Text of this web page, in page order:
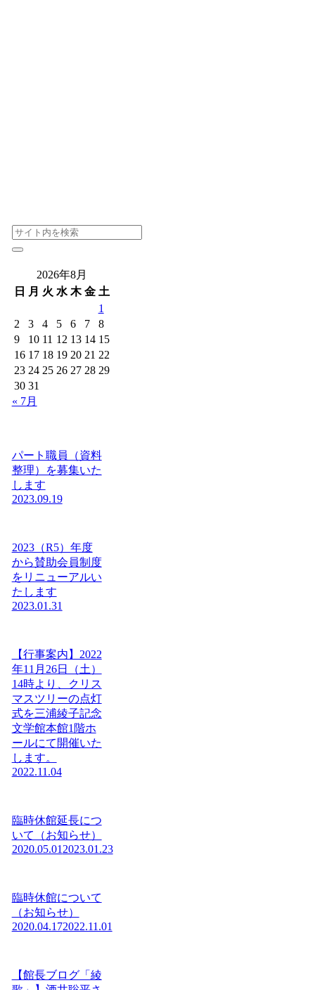
2026年8月
日
月 火 水 木 金 土
1
2
3 4 5 6 7
8
9
10 11 12 13 14 15
16 17 18 19 20 21 22
23 24 25 26 27 28 29
30 31
« 7月
パート職員（資料
整理）を募集いた
します
2023.09.19
2023（R5）年度
から賛助会員制度
をリニューアルい
たします
2023.01.31
【行事案内】2022
年11月26日（土）
14時より、クリス
マスツリーの点灯
式を三浦綾子記念
文学館本館1階ホ
ールにて開催いた
します。
2022.11.04
臨時休館延長につ
いて（お知らせ）
2020.05.01 2023.01.23
臨時休館について
（お知らせ）
2020.04.172022.11.01
【館長ブログ「綾